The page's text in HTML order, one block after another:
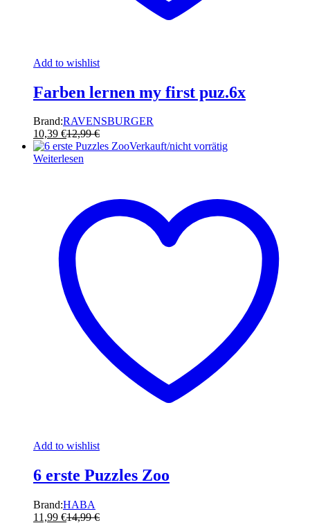
Add to wishlist
Farben lernen my first puz.6x
Brand:RAVENSBURGER
10,39 €12,99€
Verkauft/nicht vorrätig
Weiterlesen
Add to wishlist
6 erste Puzzles Zoo
Brand:HABA
11,99 €14,99€